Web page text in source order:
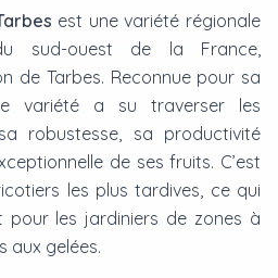
est une variété régionale
sud-ouest de la France,
de Tarbes. Reconnue pour sa
variété a su traverser les
robustesse, sa productivité
de ses fruits. C’est
les plus tardives, ce qui
les jardiniers de zones à
aux gelées.